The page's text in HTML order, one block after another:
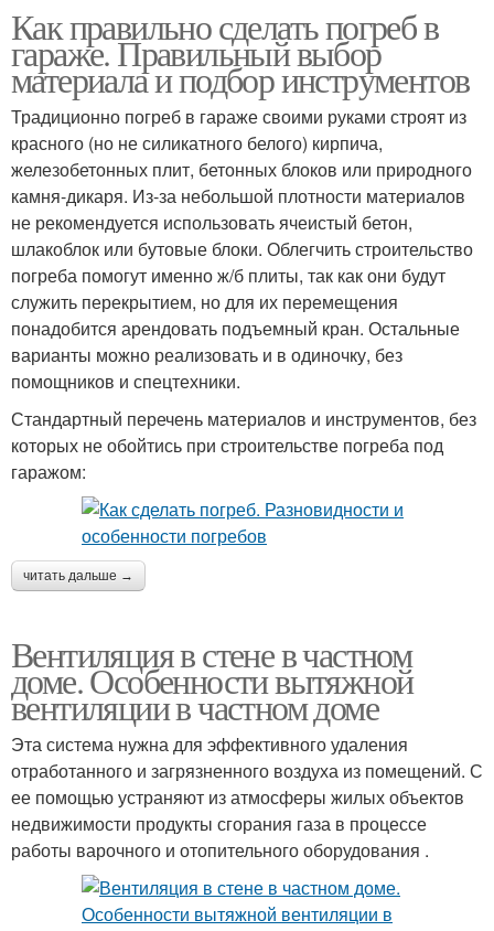
Как правильно сделать погреб в
гараже. Правильный выбор
материала и подбор инструментов
Традиционно погреб в гараже своими руками строят из
красного (но не силикатного белого) кирпича,
железобетонных плит, бетонных блоков или природного
камня-дикаря. Из-за небольшой плотности материалов
не рекомендуется использовать ячеистый бетон,
шлакоблок или бутовые блоки. Облегчить строительство
погреба помогут именно ж/б плиты, так как они будут
служить перекрытием, но для их перемещения
понадобится арендовать подъемный кран. Остальные
варианты можно реализовать и в одиночку, без
помощников и спецтехники.
Стандартный перечень материалов и инструментов, без
которых не обойтись при строительстве погреба под
гаражом:
читать дальше →
Вентиляция в стене в частном
доме. Особенности вытяжной
вентиляции в частном доме
Эта система нужна для эффективного удаления
отработанного и загрязненного воздуха из помещений. С
ее помощью устраняют из атмосферы жилых объектов
недвижимости продукты сгорания газа в процессе
работы варочного и отопительного оборудования .